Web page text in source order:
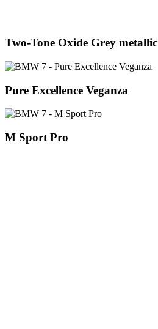
Two-Tone Oxide Grey metallic
Pure Excellence Veganza
M Sport Pro